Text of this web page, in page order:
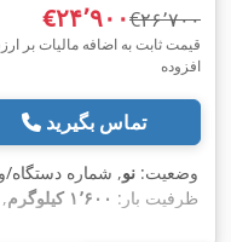
‎€۲۴٬۹۰۰ ‎€۲۶٬۷۰۰
قیمت ثابت به اضافه مالیات بر
افزوده
تماس بگیرید
وضعیت: نو, شماره دستگاه/
ظرفیت بار: ۱٬۶۰۰ کیلوگرم ,